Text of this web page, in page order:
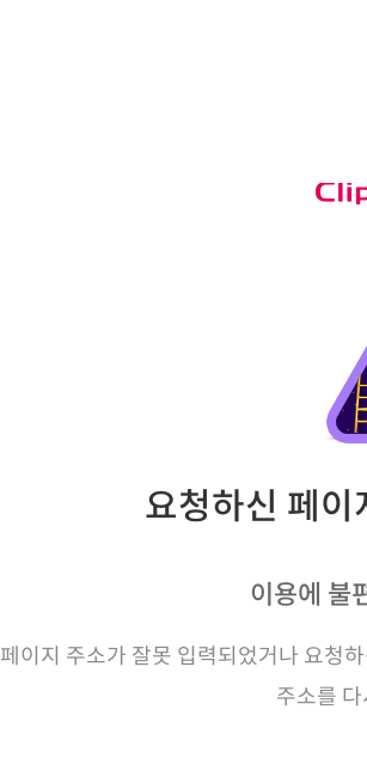
요청하신 페
이용에 불
페이지 주소가 잘못 입력되었거나 요청
주소를